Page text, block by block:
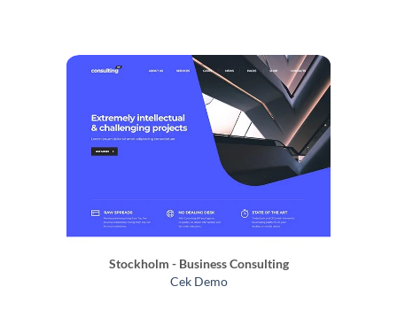
Stockholm - Business Consulting
Cek Demo